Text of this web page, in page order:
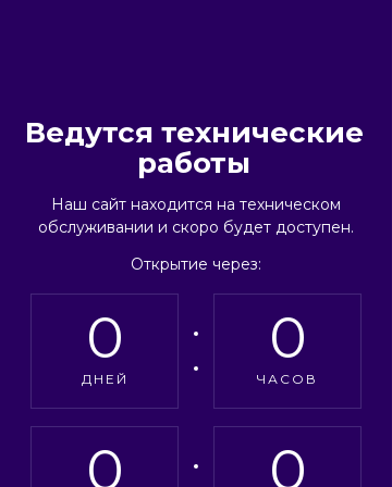
Ведутся технические
работы
Наш сайт находится на техническом
обслуживании и скоро будет доступен.
Открытие через:
0
ДНЕЙ
0
ЧАСОВ
0 0